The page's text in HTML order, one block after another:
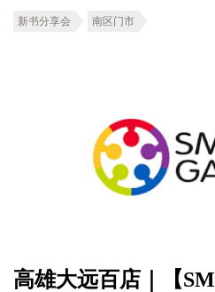
新书分享会 南区门市
高雄大远百店｜【